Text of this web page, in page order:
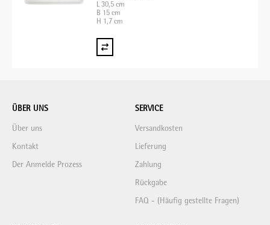
L 30,5 cm
B 15 cm
H 1,7 cm
ÜBER UNS
Über uns
Kontakt
Der Anmelde Prozess
SERVICE
Versandkosten
Lieferung
Zahlung
Rückgabe
FAQ - (Häufig gestellte Fragen)